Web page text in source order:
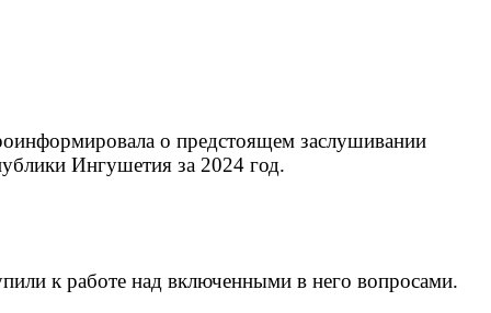
о предстоящем заслушивании
Ингушетия за 2024 год.
к работе над включенными в него вопросами.